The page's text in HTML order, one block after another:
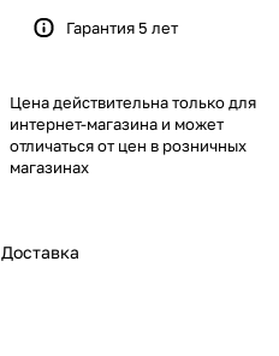
Гарантия 5 лет
Цена действительна только для
интернет-магазина и может
отличаться от цен в розничных
магазинах
Доставка